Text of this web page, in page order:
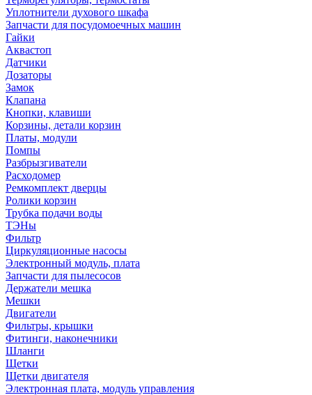
Уплотнители духового шкафа
Запчасти для посудомоечных машин
Гайки
Аквастоп
Датчики
Дозаторы
Замок
Клапана
Кнопки, клавиши
Корзины, детали корзин
Платы, модули
Помпы
Разбрызгиватели
Расходомер
Ремкомплект дверцы
Ролики корзин
Трубка подачи воды
ТЭНы
Фильтр
Циркуляционные насосы
Электронный модуль, плата
Запчасти для пылесосов
Держатели мешка
Мешки
Двигатели
Фильтры, крышки
Фитинги, наконечники
Шланги
Щетки
Щетки двигателя
Электронная плата, модуль управления